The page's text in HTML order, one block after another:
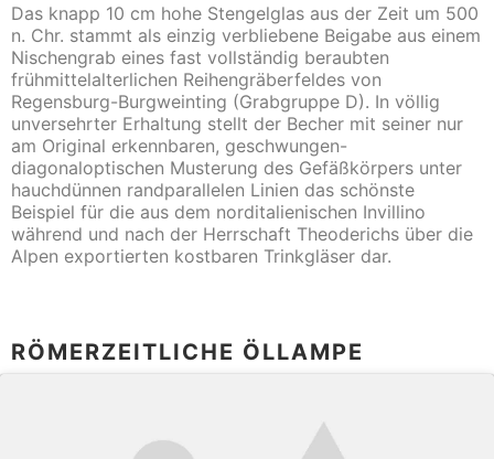
Das knapp 10 cm hohe Stengelglas aus der Zeit um 500
n. Chr. stammt als einzig verbliebene Beigabe aus einem
Nischengrab eines fast vollständig beraubten
frühmittelalterlichen Reihengräberfeldes von
Regensburg-Burgweinting (Grabgruppe D). In völlig
unversehrter Erhaltung stellt der Becher mit seiner nur
am Original erkennbaren, geschwungen-
diagonaloptischen Musterung des Gefäßkörpers unter
hauchdünnen randparallelen Linien das schönste
Beispiel für die aus dem norditalienischen Invillino
während und nach der Herrschaft Theoderichs über die
Alpen exportierten kostbaren Trinkgläser dar.
RÖMERZEITLICHE ÖLLAMPE